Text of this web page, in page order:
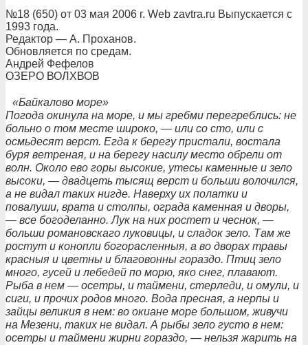
№18 (650) от 03 мая 2006 г. Web zavtra.ru Выпускается с
1993 года.
Редактор — А. Проханов.
Обновляется по средам.
Андрей Фефелов
ОЗЕРО ВОЛХВОВ
«Байкалово море»
Погода окинула на море, и мы гребми перегреблись: не
больно о том месте широко, — или со сто, или с
осмьдесят верст. Егда к берегу пристали, востала
буря ветреная, и на берегу насилу место обрели от
волн. Около ево горы высокие, утесы каменные и зело
высоки, — двадцеть тысящ верст и больши волочился,
а не видал таких нигде. Наверху их полатки и
повалуши, врата и столпы, ограда каменная и дворы,
— все богоделанно. Лук на них ростет и чеснок, —
больши романовскаго луковицы, и сладок зело. Там же
ростут и конопли богорасленныя, а во дворах травы
красныя и цветны и благовонны гораздо. Птиц зело
много, гусей и лебедей по морю, яко снег, плавают.
Рыба в нем — осетры, и таймени, стерледи, и омули, и
сиги, и прочих родов много. Вода пресная, а нерпы и
зайцы великия в нем: во окиане море большом, живучи
на Мезени, таких не видал. А рыбы зело густо в нем:
осетры и таймени жирни гораздо, — нельзя жарить на